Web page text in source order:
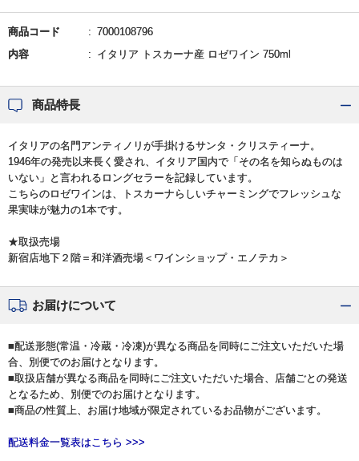
商品コード
7000108796
内容
イタリア トスカーナ産 ロゼワイン 750ml
商品特長
イタリアの名門アンティノリが手掛けるサンタ・クリスティーナ。
1946年の発売以来長く愛され、イタリア国内で「その名を知らぬものは
いない」と言われるロングセラーを記録しています。
こちらのロゼワインは、トスカーナらしいチャーミングでフレッシュな
果実味が魅力の1本です。
★取扱売場
新宿店地下２階＝和洋酒売場＜ワインショップ・エノテカ＞
お届けについて
■配送形態(常温・冷蔵・冷凍)が異なる商品を同時にご注文いただいた場
合、別便でのお届けとなります。
■取扱店舗が異なる商品を同時にご注文いただいた場合、店舗ごとの発送
となるため、別便でのお届けとなります。
■商品の性質上、お届け地域が限定されているお品物がございます。
配送料金一覧表はこちら >>>